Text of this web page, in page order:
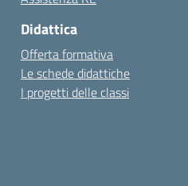
Didattica
Offerta formativa
Le schede didattiche
I progetti delle classi